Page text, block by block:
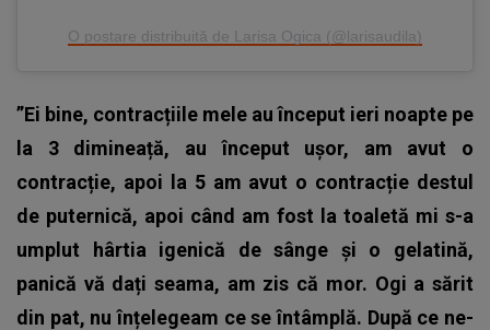
O postare distribuită de Larisa Ogica (@larisaudila)
”Ei bine, contracțiile mele au început ieri noapte pe
la 3 dimineață, au început ușor, am avut o
contracție, apoi la 5 am avut o contracție destul
de puternică, apoi când am fost la toaletă mi s-a
umplut hârtia igenică de sânge și o gelatină,
panică vă dați seama, am zis că mor. Ogi a sărit
din pat, nu înțelegeam ce se întâmplă. După ce ne-